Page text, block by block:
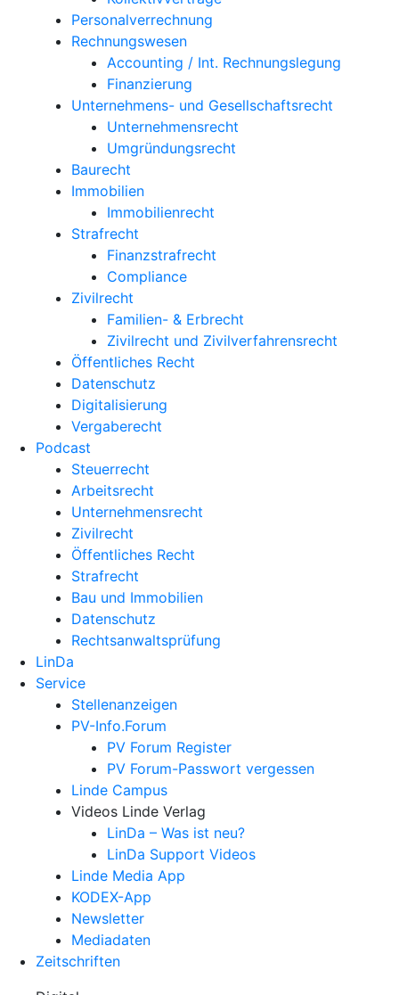
Personalverrechnung
Rechnungswesen
Accounting / Int. Rechnungslegung
Finanzierung
Unternehmens- und Gesellschaftsrecht
Unternehmensrecht
Umgründungsrecht
Baurecht
Immobilien
Immobilienrecht
Strafrecht
Finanzstrafrecht
Compliance
Zivilrecht
Familien- & Erbrecht
Zivilrecht und Zivilverfahrensrecht
Öffentliches Recht
Datenschutz
Digitalisierung
Vergaberecht
Podcast
Steuerrecht
Arbeitsrecht
Unternehmens­recht
Zivilrecht
Öffentliches Recht
Strafrecht
Bau und Immobilien
Datenschutz
Rechtsanwalts­prüfung
LinDa
Service
Stellenanzeigen
PV-Info.Forum
PV Forum Register
PV Forum-Passwort vergessen
Linde Campus
Videos Linde Verlag
LinDa – Was ist neu?
LinDa Support Videos
Linde Media App
KODEX-App
Newsletter
Mediadaten
Zeitschriften